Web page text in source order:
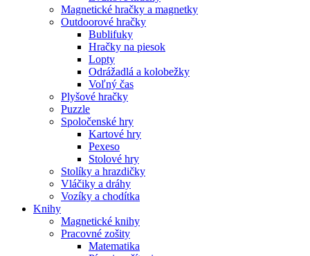
Magnetické hračky a magnetky
Outdoorové hračky
Bublifuky
Hračky na piesok
Lopty
Odrážadlá a kolobežky
Voľný čas
Plyšové hračky
Puzzle
Spoločenské hry
Kartové hry
Pexeso
Stolové hry
Stolíky a hrazdičky
Vláčiky a dráhy
Vozíky a chodítka
Knihy
Magnetické knihy
Pracovné zošity
Matematika